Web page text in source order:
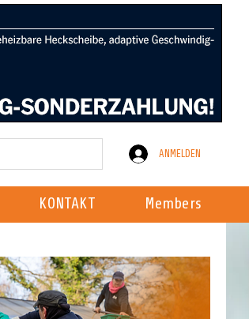
ANMELDEN
KONTAKT Members